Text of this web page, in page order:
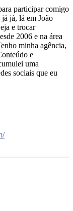
participar comigo
já, lá em João
e trocar
2006 e na área
minha agência,
e
uma
sociais que eu